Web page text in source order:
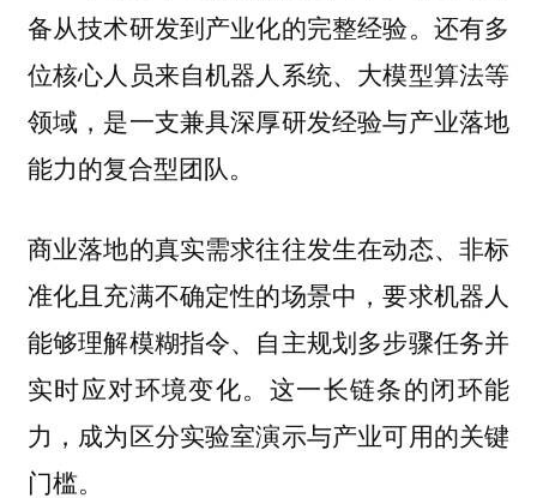
备从技术研发到产业化的完整经验。还有多
位核心人员来自机器人系统、大模型算法等
领域，是一支兼具深厚研发经验与产业落地
能力的复合型团队。
商业落地的真实需求往往发生在动态、非标
准化且充满不确定性的场景中，要求机器人
能够理解模糊指令、自主规划多步骤任务并
实时应对环境变化。这一长链条的闭环能
力，成为区分实验室演示与产业可用的关键
门槛。